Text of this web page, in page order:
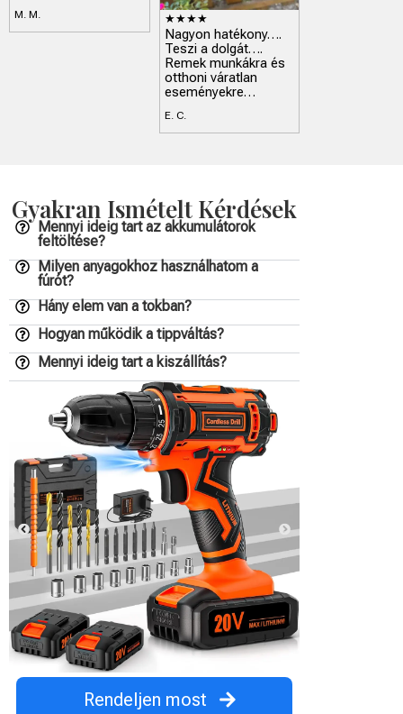
M. M. ★★★★
Nagyon hatékony….
Teszi a dolgát….
Remek munkákra és
otthoni váratlan
eseményekre…
E. C.
Gyakran Ismételt Kérdések
Mennyi ideig tart az akkumulátorok
feltöltése?
Milyen anyagokhoz használhatom a
fúrót?
Hány elem van a tokban?
Hogyan működik a tippváltás?
Mennyi ideig tart a kiszállítás?
Rendeljen most